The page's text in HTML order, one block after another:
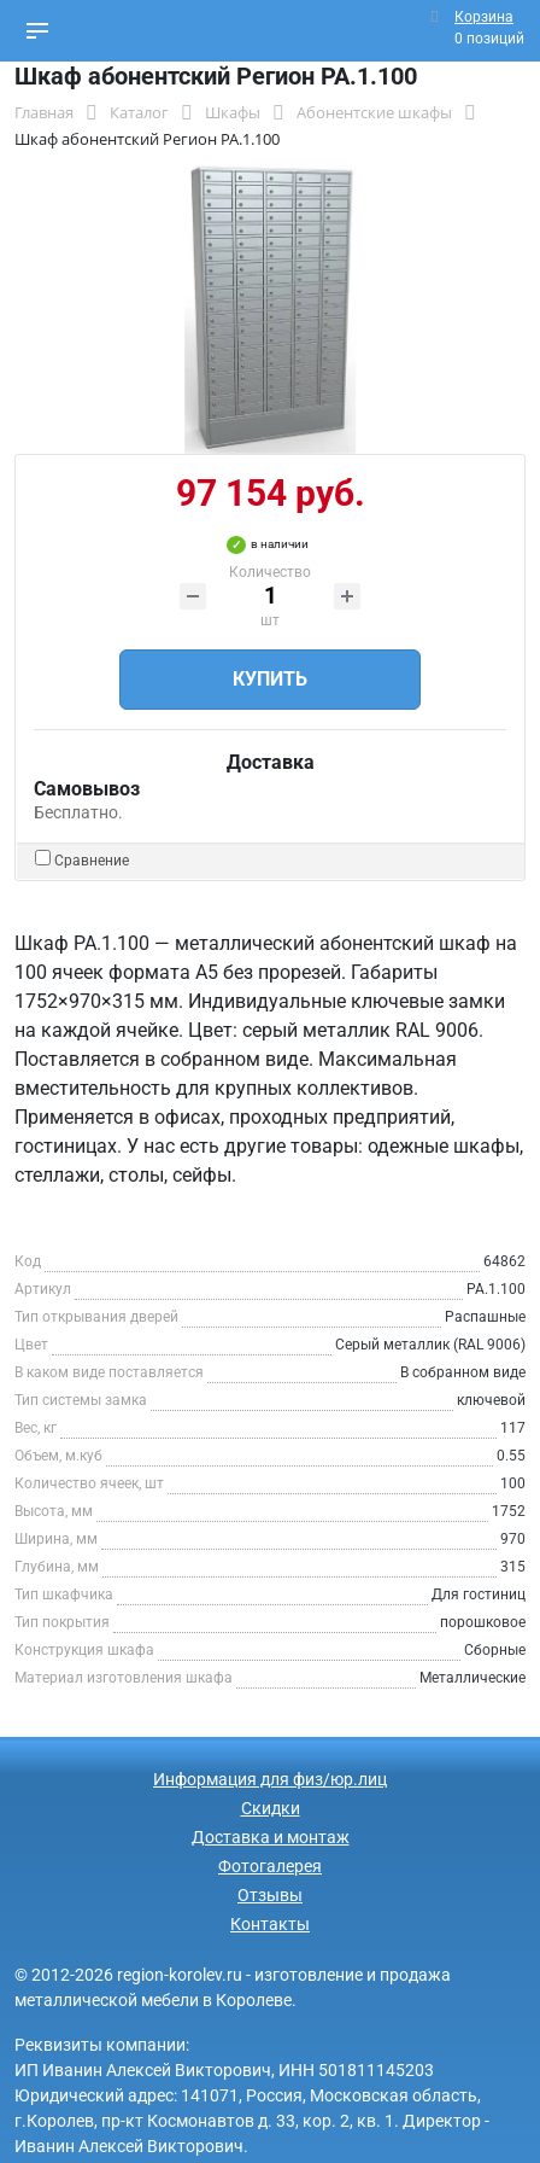
Корзина
0 позиций
Шкаф абонентский Регион РА.1.100
Главная Каталог Шкафы
Абонентские шкафы
Шкаф абонентский Регион РА.1.100
97 154 руб.
в наличии
Количество
шт
КУПИТЬ
Доставка
Самовывоз
Бесплатно.
Сравнение
Шкаф РА.1.100 — металлический абонентский шкаф на
100 ячеек формата А5 без прорезей. Габариты
1752×970×315 мм. Индивидуальные ключевые замки
на каждой ячейке. Цвет: серый металлик RAL 9006.
Поставляется в собранном виде. Максимальная
вместительность для крупных коллективов.
Применяется в офисах, проходных предприятий,
гостиницах. У нас есть другие товары: одежные шкафы,
стеллажи, столы, сейфы.
Код
64862
Артикул
РА.1.100
Тип открывания дверей
Распашные
Цвет
Серый металлик (RAL 9006)
В каком виде поставляется
В собранном виде
Тип системы замка
ключевой
Вес, кг
117
Объем, м.куб
0.55
Количество ячеек, шт
100
Высота, мм
1752
Ширина, мм
970
Глубина, мм
315
Тип шкафчика
Для гостиниц
Тип покрытия
порошковое
Конструкция шкафа
Сборные
Материал изготовления шкафа
Металлические
Информация для физ/юр.лиц
Скидки
Доставка и монтаж
Фотогалерея
Отзывы
Контакты
© 2012-2026 region-korolev.ru - изготовление и продажа
металлической мебели в Королеве.
Реквизиты компании:
ИП Иванин Алексей Викторович, ИНН 501811145203
Юридический адрес: 141071, Россия, Московская область,
г.Королев, пр-кт Космонавтов д. 33, кор. 2, кв. 1. Директор -
Иванин Алексей Викторович.